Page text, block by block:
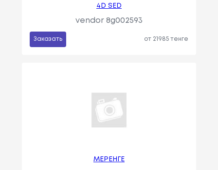
4D SED
vendor 8g002593
Заказать от 21985 тенге
МЕРЕНГЕ